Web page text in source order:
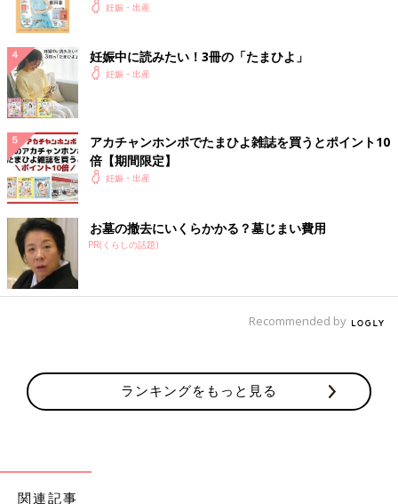
妊娠・出産
妊娠中に読みたい！3冊の「たまひよ」
妊娠・出産
アカチャンホンポでたまひよ雑誌を買うとポイント10
倍【期間限定】
妊娠・出産
お墓の撤去にいくらかかる？墓じまい費用
PR(くらしの話題)
Recommended by
ランキングをもっと見る
関連記事